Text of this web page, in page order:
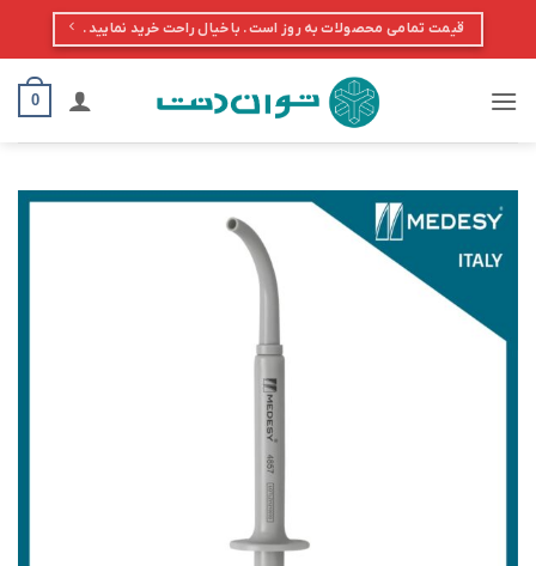
قیمت تمامی محصولات به روز است. با خیال راحت خرید نمایید.
0